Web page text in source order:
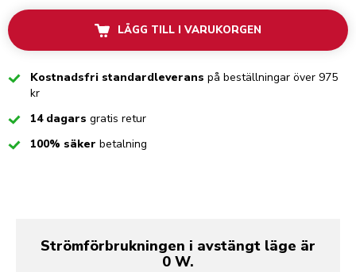
LÄGG TILL I VARUKORGEN
CheckedKostnadsfri standardleverans på beställningar över 975
kr
Checked14 dagars gratis retur
Checked100% säker betalning
Strömförbrukningen i avstängt läge är
0 W.